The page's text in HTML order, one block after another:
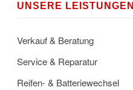
UNSERE LEISTUNGEN
Verkauf & Beratung
Service & Reparatur
Reifen- & Batteriewechsel